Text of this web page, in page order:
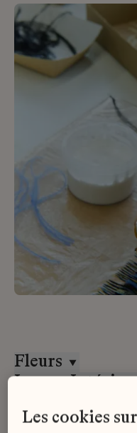
Fleurs
Lesage
les cookies